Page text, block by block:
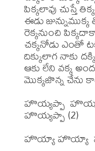
పిక్కలావు చుస్తే
ఈడు
రెక్కనుంచి
చక్కనోడు ఎంతో
దిక్కులాగ నాకు
ఆకు లేని వక్క
మొక్కజొన్న చేను
హొయ్యప్పా
హొయ్యప్పా (2)
హొయ్యా హొయ్యా